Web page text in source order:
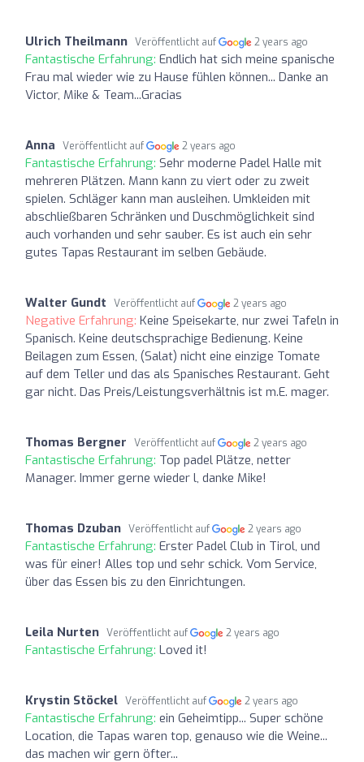
Ulrich Theilmann Veröffentlicht auf 2 years ago
Fantastische Erfahrung: Endlich hat sich meine spanische
Frau mal wieder wie zu Hause fühlen können... Danke an
Victor, Mike & Team...Gracias
Anna Veröffentlicht auf 2 years ago
Fantastische Erfahrung: Sehr moderne Padel Halle mit
mehreren Plätzen. Mann kann zu viert oder zu zweit
spielen. Schläger kann man ausleihen. Umkleiden mit
abschließbaren Schränken und Duschmöglichkeit sind
auch vorhanden und sehr sauber. Es ist auch ein sehr
gutes Tapas Restaurant im selben Gebäude.
Walter Gundt Veröffentlicht auf 2 years ago
Negative Erfahrung: Keine Speisekarte, nur zwei Tafeln in
Spanisch. Keine deutschsprachige Bedienung. Keine
Beilagen zum Essen, (Salat) nicht eine einzige Tomate
auf dem Teller und das als Spanisches Restaurant. Geht
gar nicht. Das Preis/Leistungsverhältnis ist m.E. mager.
Thomas Bergner Veröffentlicht auf 2 years ago
Fantastische Erfahrung: Top padel Plätze, netter
Manager. Immer gerne wieder l, danke Mike!
Thomas Dzuban Veröffentlicht auf 2 years ago
Fantastische Erfahrung: Erster Padel Club in Tirol, und
was für einer! Alles top und sehr schick. Vom Service,
über das Essen bis zu den Einrichtungen.
Leila Nurten Veröffentlicht auf 2 years ago
Fantastische Erfahrung: Loved it!
Krystin Stöckel Veröffentlicht auf 2 years ago
Fantastische Erfahrung: ein Geheimtipp... Super schöne
Location, die Tapas waren top, genauso wie die Weine...
das machen wir gern öfter...